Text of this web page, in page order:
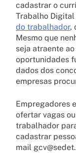
cadastrar o
Trabalho Digital
do trabalhador,
Mesmo que
seja atraente
oportunidades
dados dos
empresas
Empregadores
ofertar vagas
trabalhador
cadastrar
mail